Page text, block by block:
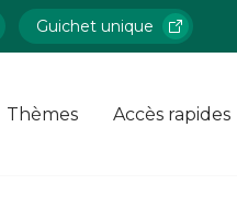
Guichet unique
Thèmes Accès rapides